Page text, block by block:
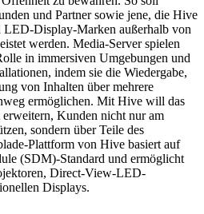
und Partner sowie jene, die Hive
LED-Display-Marken außerhalb von
werden. Media-Server spielen
in immersiven Umgebungen und
indem sie die Wiedergabe,
von Inhalten über mehrere
ermöglichen. Mit Hive will das
Kunden nicht nur am
sondern über Teile des
Plattform von Hive basiert auf
(SDM)-Standard und ermöglicht
Direct-View-LED-
Displays.